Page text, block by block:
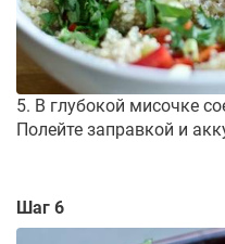
5. В глубокой мисочке
Полейте заправкой и
Шаг 6